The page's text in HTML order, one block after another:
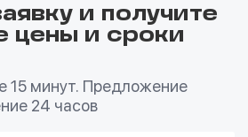
и получите
цены и сроки
15 минут. Предложение
24 часов